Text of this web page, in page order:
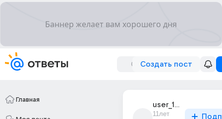
Создать пост
Главная
user_180278099
11лет